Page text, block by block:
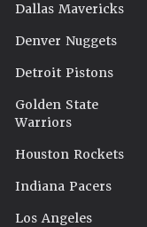
Dallas Mavericks
Denver Nuggets
Detroit Pistons
Golden State
Warriors
Houston Rockets
Indiana Pacers
Los Angeles